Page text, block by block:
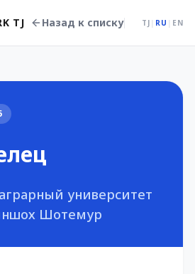
TJ Назад к списку TJ | RU | EN
университет
Шотемур